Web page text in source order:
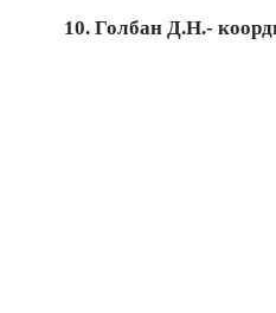
10. Голбан Д.Н.-